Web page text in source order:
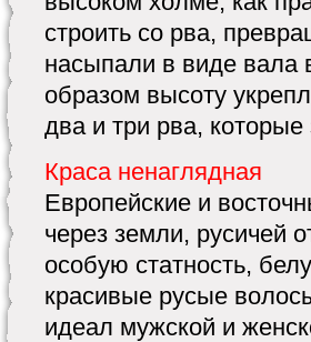
строить со рва,
насыпали в виде вала
образом высоту
два и три рва,
Краса ненаглядная
Европейские и
через земли, русичей
особую статность,
красивые русые
идеал мужской и